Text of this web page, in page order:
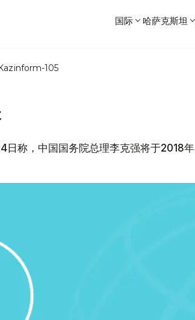
国际 哈萨克斯坦
105
称，中国国务院总理李克强将于2018年